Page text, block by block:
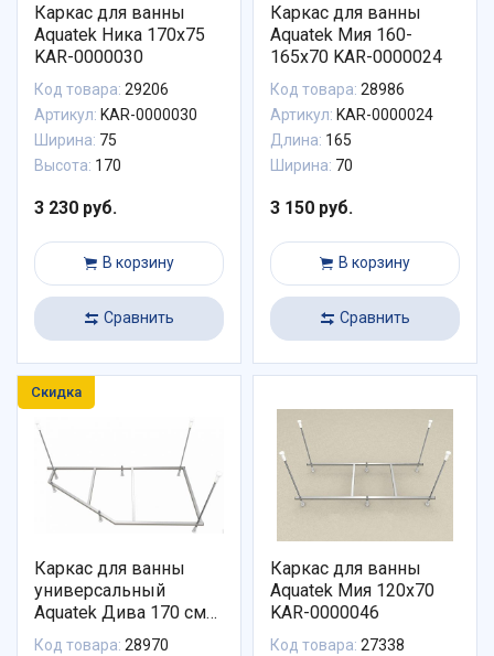
Каркас для ванны
Aquatek Ника 170x75
KAR-0000030
Код товара: 29206
Артикул: KAR-0000030
Ширина: 75
Высота: 170
3 230 руб.
В корзину
Сравнить
Каркас для ванны
Aquatek Мия 160-
165x70 KAR-0000024
Код товара: 28986
Артикул: KAR-0000024
Длина: 165
Ширина: 70
3 150 руб.
В корзину
Сравнить
Скидка
Каркас для ванны
универсальный
Aquatek Дива 170 см
KAR-0000026
Код товара: 28970
Каркас для ванны
Aquatek Мия 120x70
KAR-0000046
Код товара: 27338